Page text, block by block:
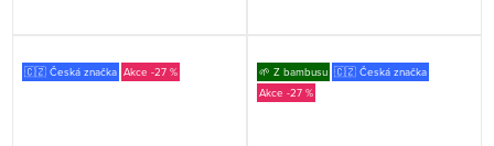
🇨🇿 Česká značka -27 % 🌱 Z bambusu 🇨🇿 Česká značka
-27 %